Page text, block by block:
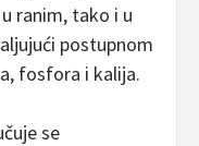
ranim, tako i u
postupnom
fosfora i kalija.
se